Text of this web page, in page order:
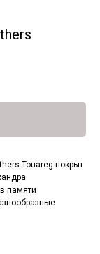
Touareg покрыт
памяти